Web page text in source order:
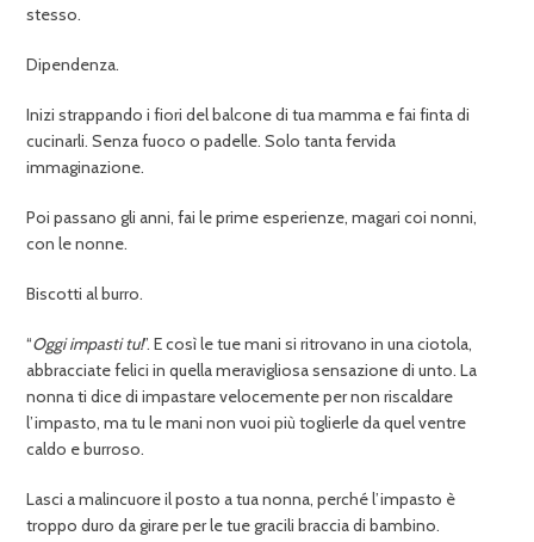
stesso.
Dipendenza.
Inizi strappando i fiori del balcone di tua mamma e fai finta di
cucinarli. Senza fuoco o padelle. Solo tanta fervida
immaginazione.
Poi passano gli anni, fai le prime esperienze, magari coi nonni,
con le nonne.
Biscotti al burro.
“Oggi impasti tu!”. E così le tue mani si ritrovano in una ciotola,
abbracciate felici in quella meravigliosa sensazione di unto. La
nonna ti dice di impastare velocemente per non riscaldare
l’impasto, ma tu le mani non vuoi più toglierle da quel ventre
caldo e burroso.
Lasci a malincuore il posto a tua nonna, perché l’impasto è
troppo duro da girare per le tue gracili braccia di bambino.